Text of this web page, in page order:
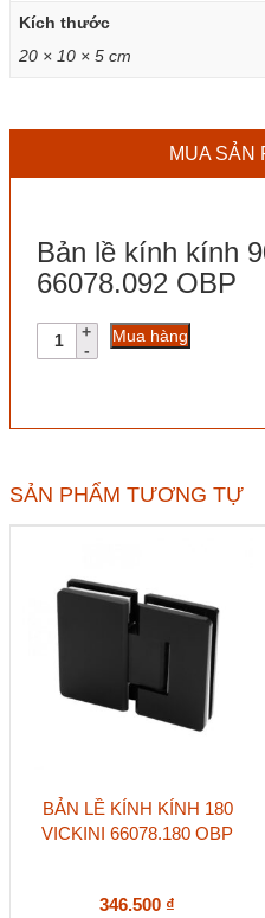
Kích thước
20 × 10 × 5 cm
MUA SẢN
Bản lề kính kính
66078.092 OBP
Bản
66078.092
OBP
số
Mua hàng
SẢN PHẨM TƯƠNG TỰ
BẢN LỀ KÍNH KÍNH 180
VICKINI 66078.180 OBP
346.500 ₫